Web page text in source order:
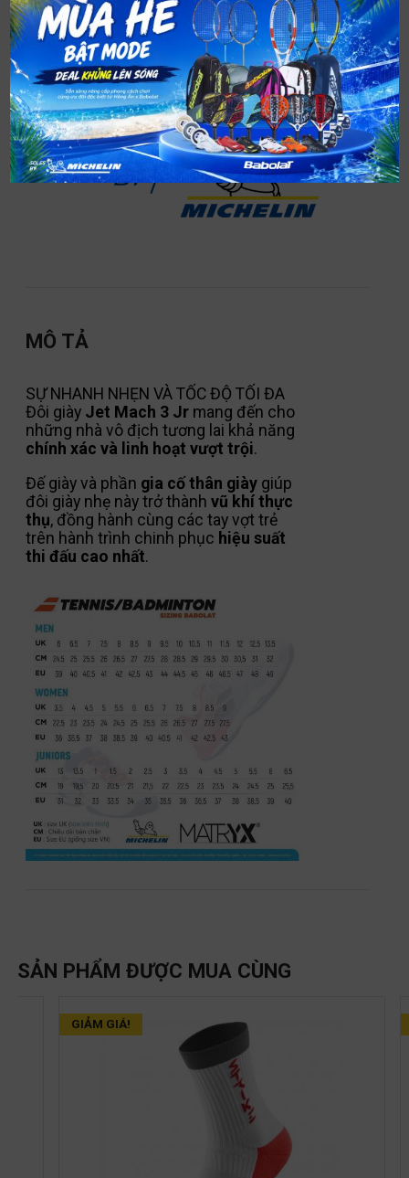
Công nghệ đế Michelin Tennis
Lớpcao su Michelin, được phát triển và chứng
minh hiệu quả hơn
20 năm, mang lạisự cân
bằng hoàn hảo giữa độ bám và độ bền, giúp
giàychịu được cường độ di chuyển khắc nghiệt
trong môntenni
MÔ TẢ
SỰ NHANH NHẸN VÀ TỐC ĐỘ TỐI ĐA
Đôi giày Jet Mach 3 Jrmang đến cho
những nhà vô địch tương lai khả năng
chính xác và linh hoạt vượt trội.
Đế giày và phần gia cố thân giàygiúp
đôi giày nhẹ này trở thành vũ khí thực
thụ, đồng hành cùng các tay vợt trẻ
trên hành trình chinh phục hiệu suất
thi đấu cao nhất.
SẢN PHẨM ĐƯỢC MUA CÙNG
GIẢM GIÁ!